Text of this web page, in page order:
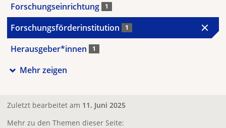
Forschungseinrichtung 1
Forschungsförderinstitution 1
Herausgeber*innen 1
Mehr zeigen
Zuletzt bearbeitet am 11. Juni 2025
Mehr zu den Themen dieser Seite: